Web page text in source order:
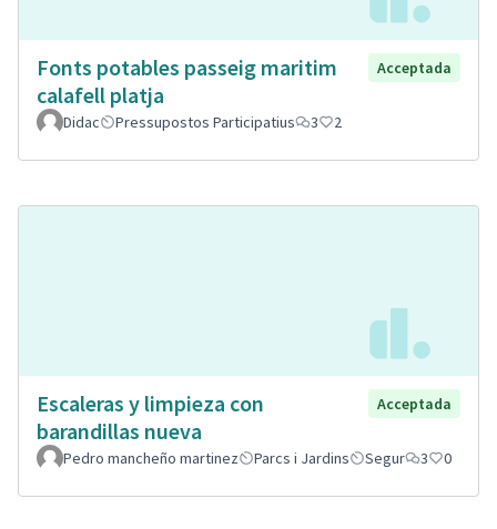
Fonts potables passeig maritim
calafell platja
Acceptada
Didac Pressupostos Participatius 3 2
Escaleras y limpieza con
barandillas nueva
Acceptada
Pedro mancheño martinez Parcs i Jardins Segur 3 0